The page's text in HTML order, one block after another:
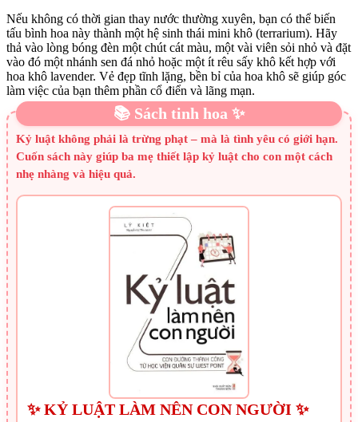
Nếu không có thời gian thay nước thường xuyên, bạn có thể biến
tấu bình hoa này thành một hệ sinh thái mini khô (terrarium). Hãy
thả vào lòng bóng đèn một chút cát màu, một vài viên sỏi nhỏ và đặt
vào đó một nhánh sen đá nhỏ hoặc một ít rêu sấy khô kết hợp với
hoa khô lavender. Vẻ đẹp tĩnh lặng, bền bỉ của hoa khô sẽ giúp góc
làm việc của bạn thêm phần cổ điển và lãng mạn.
📚 Sách tinh hoa ✨
Kỷ luật không phải là trừng phạt – mà là tình yêu có giới hạn.
Cuốn sách này giúp ba mẹ thiết lập kỷ luật cho con một cách
nhẹ nhàng và hiệu quả.
✨ KỶ LUẬT LÀM NÊN CON NGƯỜI ✨